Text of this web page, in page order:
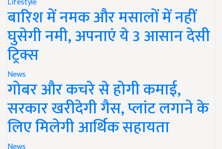
बारिश में नमक और मसालों में नहीं
घुसेगी नमी, अपनाएं ये 3 आसान देसी
ट्रिक्स
News
गोबर और कचरे से होगी कमाई,
सरकार खरीदेगी गैस, प्लांट लगाने के
लिए मिलेगी आर्थिक सहायता